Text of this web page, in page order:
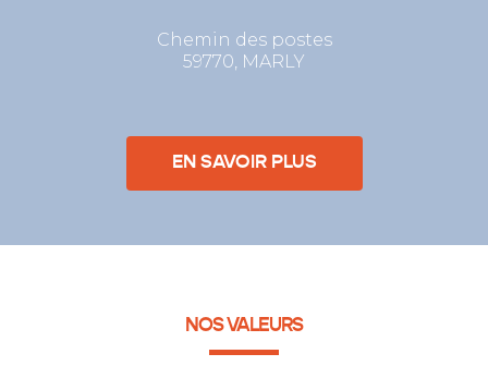
Chemin des postes
59770, MARLY
EN SAVOIR PLUS
NOS VALEURS